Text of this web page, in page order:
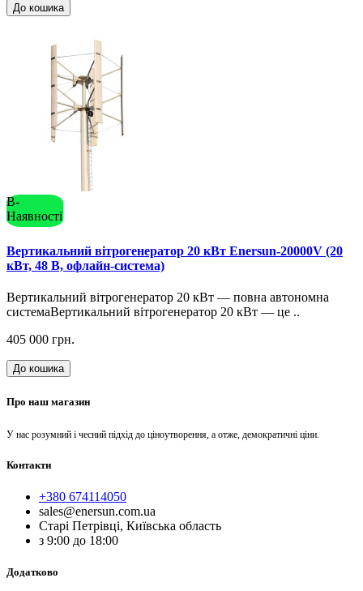
До кошика
В-
Наявності
Вертикальний вітрогенератор 20 кВт Enersun-20000V (20
кВт, 48 В, офлайн-система)
Вертикальний вітрогенератор 20 кВт — повна автономна
системаВертикальний вітрогенератор 20 кВт — це ..
405 000 грн.
До кошика
Про наш магазин
У нас розумний і чесний підхід до ціноутворення, а отже, демократичні ціни.
Контакти
+380 674114050
sales@enersun.com.ua
Старі Петрівці, Київська область
з 9:00 до 18:00
Додатково